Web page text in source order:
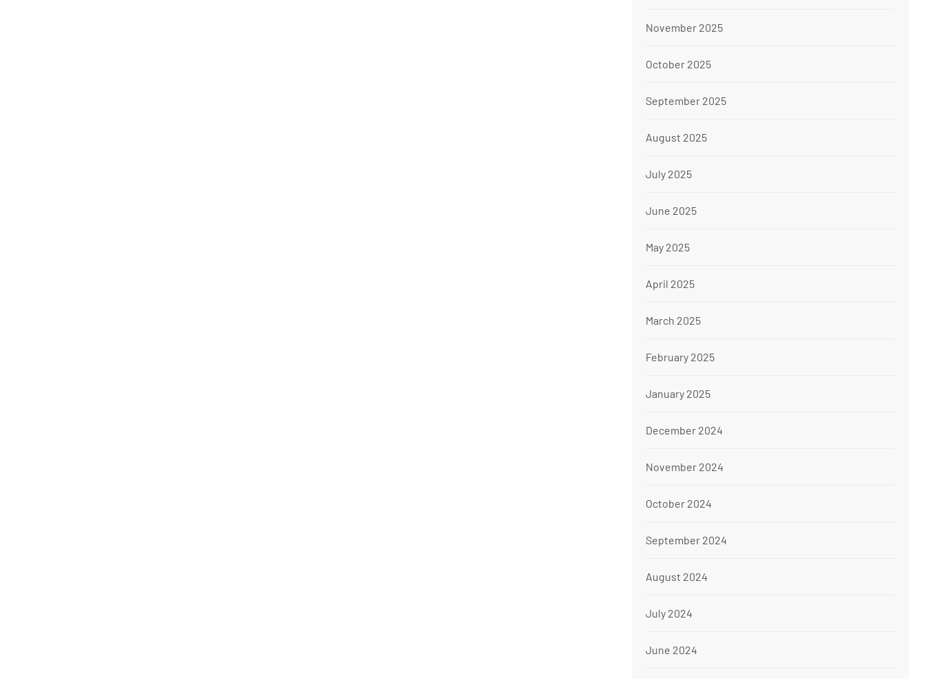
November 2025
October 2025
September 2025
August 2025
July 2025
June 2025
May 2025
April 2025
March 2025
February 2025
January 2025
December 2024
November 2024
October 2024
September 2024
August 2024
July 2024
June 2024